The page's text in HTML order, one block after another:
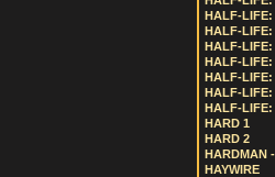
HALF-LIFE:
HALF-LIFE:
HALF-LIFE:
HALF-LIFE:
HALF-LIFE:
HALF-LIFE:
HALF-LIFE:
HARD 1
HARD 2
HARDMAN
HAYWIRE